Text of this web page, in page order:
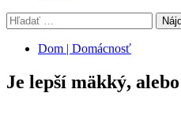
Hľadať:
Dom | Domácnosť
Je lepší mäkký,